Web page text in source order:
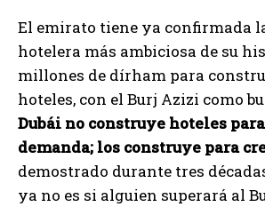
El emirato tiene ya confirmada
hotelera más ambiciosa de su
millones de dírham para
hoteles, con el Burj Azizi como
Dubái no construye hoteles
demanda; los construye para
demostrado durante tres
ya no es si alguien superará al